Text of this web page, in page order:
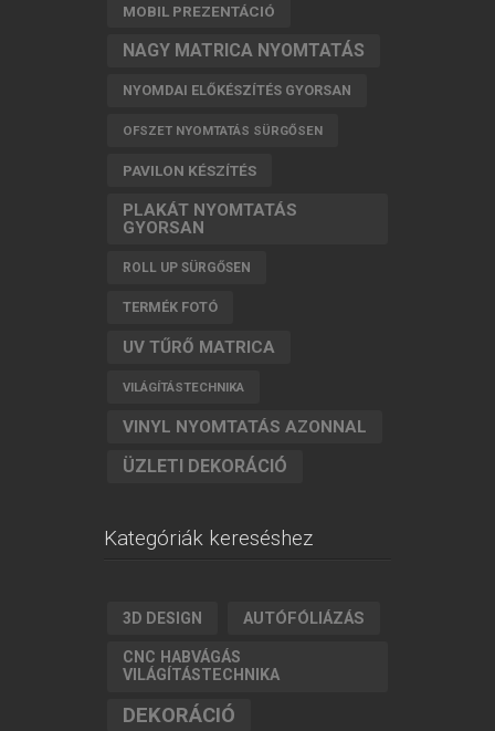
MOBIL PREZENTÁCIÓ
NAGY MATRICA NYOMTATÁS
NYOMDAI ELŐKÉSZÍTÉS GYORSAN
OFSZET NYOMTATÁS SÜRGŐSEN
PAVILON KÉSZÍTÉS
PLAKÁT NYOMTATÁS
GYORSAN
ROLL UP SÜRGŐSEN
TERMÉK FOTÓ
UV TŰRŐ MATRICA
VILÁGÍTÁSTECHNIKA
VINYL NYOMTATÁS AZONNAL
ÜZLETI DEKORÁCIÓ
Kategóriák kereséshez
3D DESIGN AUTÓFÓLIÁZÁS
CNC HABVÁGÁS
VILÁGÍTÁSTECHNIKA
DEKORÁCIÓ